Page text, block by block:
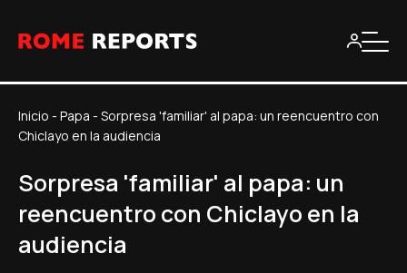
Inicio - Papa - Sorpresa 'familiar' al papa: un reencuentro con
Chiclayo en la audiencia
Sorpresa 'familiar' al papa: un
reencuentro con Chiclayo en la
audiencia